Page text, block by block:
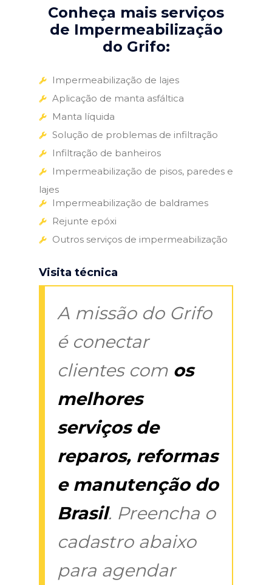
Conheça mais serviços
de Impermeabilização
do Grifo:
Impermeabilização de lajes
Aplicação de manta asfáltica
Manta líquida
Solução de problemas de infiltração
Infiltração de banheiros
Impermeabilização de pisos, paredes e
lajes
Impermeabilização de baldrames
Rejunte epóxi
Outros serviços de impermeabilização
Visita técnica
A missão do Grifo
é conectar
clientes com os
melhores
serviços de
reparos, reformas
e manutenção do
Brasil. Preencha o
cadastro abaixo
para agendar